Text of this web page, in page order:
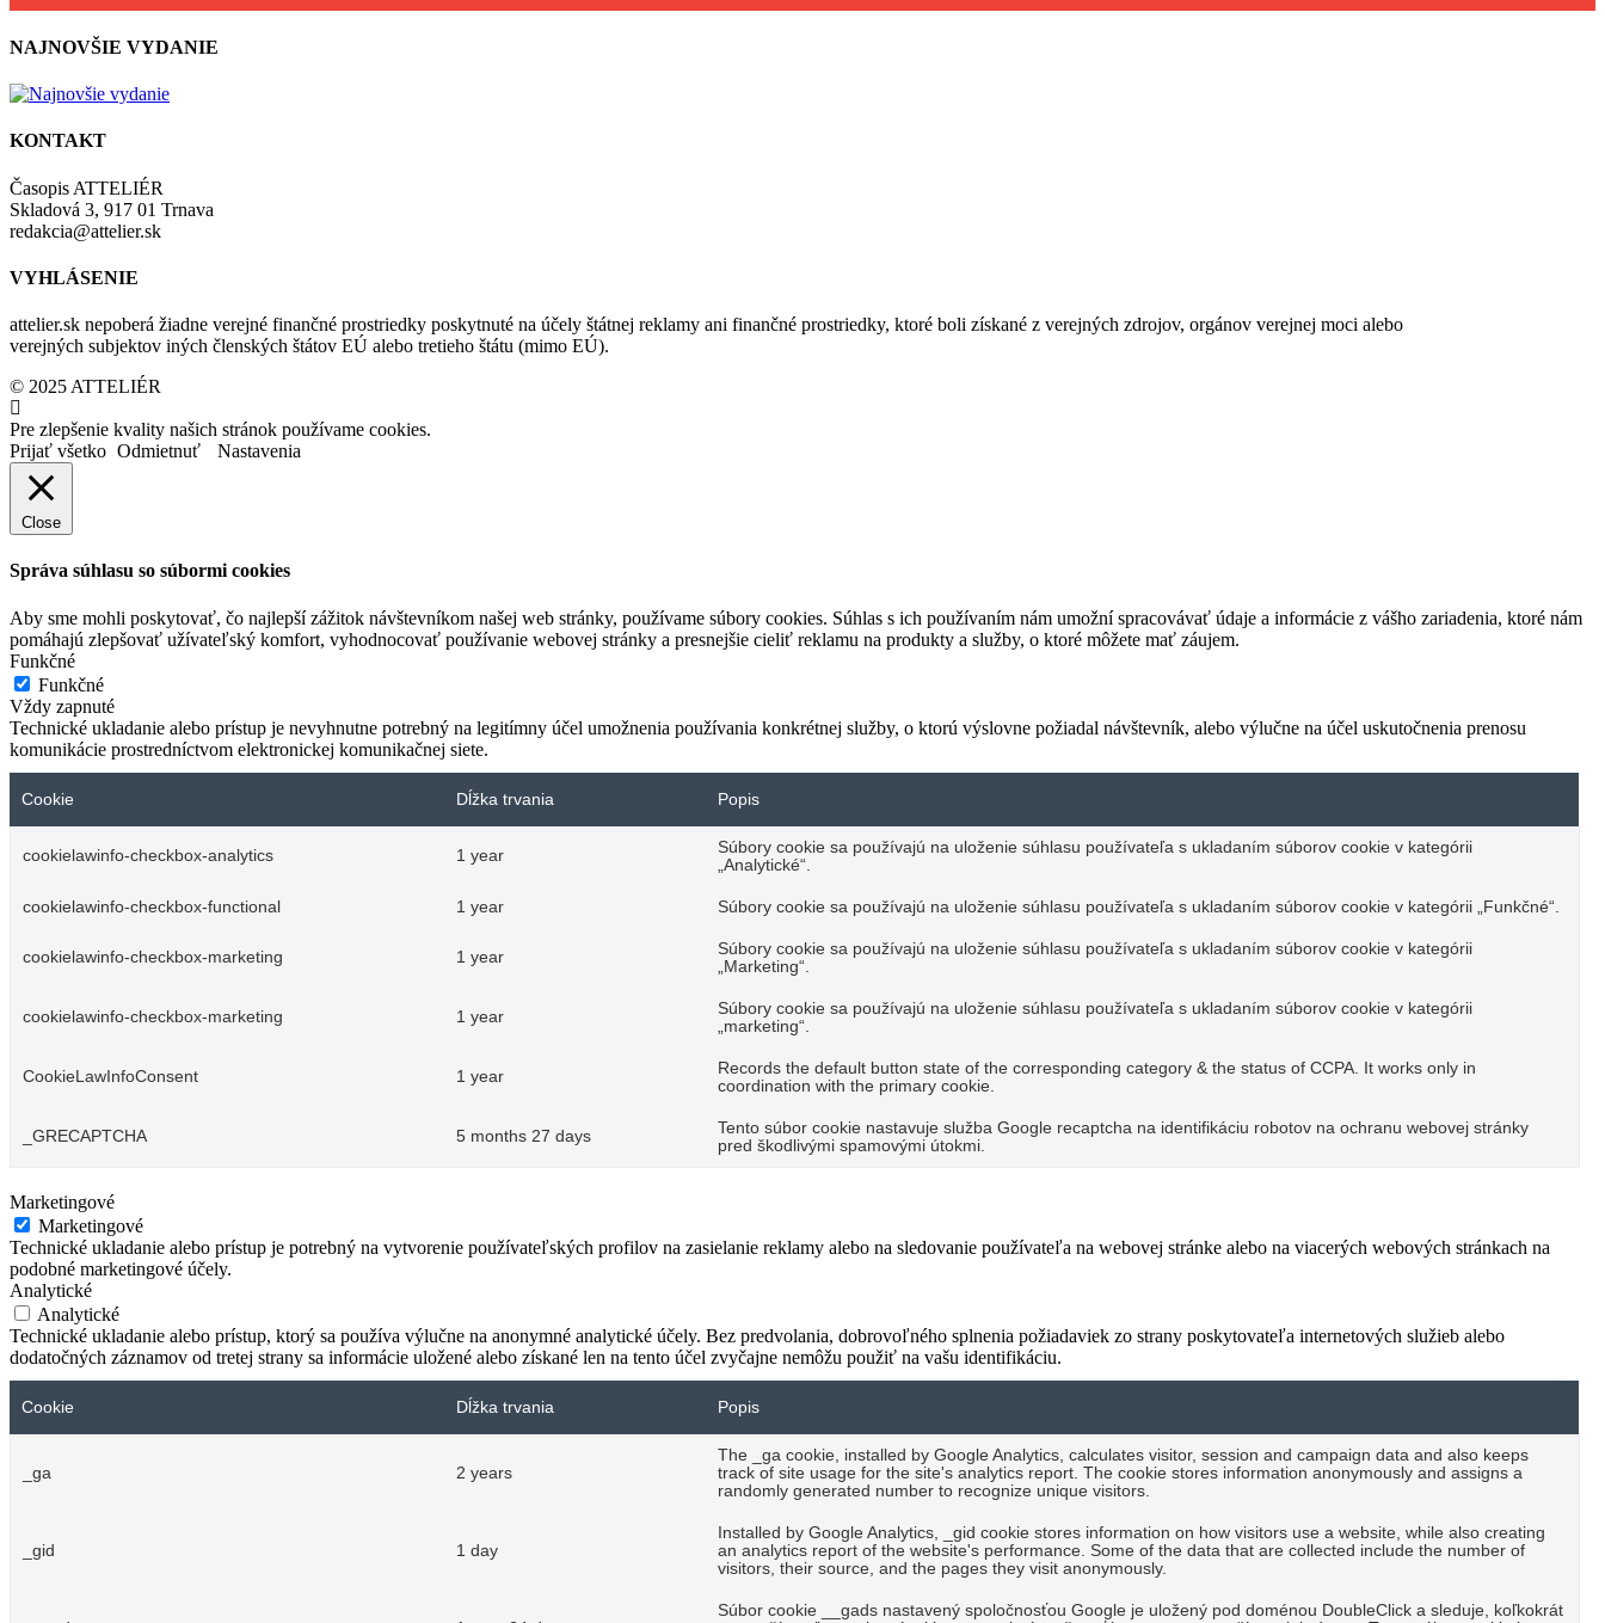
NAJNOVŠIE VYDANIE
KONTAKT
Časopis ATTELIÉR
Skladová 3, 917 01 Trnava
redakcia@attelier.sk
VYHLÁSENIE
attelier.sk nepoberá žiadne verejné finančné prostriedky poskytnuté na účely štátnej reklamy ani finančné prostriedky, ktoré boli získané z verejných zdrojov, orgánov verejnej moci alebo
verejných subjektov iných členských štátov EÚ alebo tretieho štátu (mimo EÚ).
© 2025 ATTELIÉR
Pre zlepšenie kvality našich stránok používame cookies.
Prijať všetko Odmietnuť Nastavenia
Close
Správa súhlasu so súbormi cookies
Aby sme mohli poskytovať, čo najlepší zážitok návštevníkom našej web stránky, používame súbory cookies. Súhlas s ich používaním nám umožní spracovávať údaje a informácie z vášho zariadenia, ktoré nám
pomáhajú zlepšovať užívateľský komfort, vyhodnocovať používanie webovej stránky a presnejšie cieliť reklamu na produkty a služby, o ktoré môžete mať záujem.
Funkčné
Funkčné
Vždy zapnuté
Technické ukladanie alebo prístup je nevyhnutne potrebný na legitímny účel umožnenia používania konkrétnej služby, o ktorú výslovne požiadal návštevník, alebo výlučne na účel uskutočnenia prenosu
komunikácie prostredníctvom elektronickej komunikačnej siete.
Cookie Dĺžka trvania Popis
cookielawinfo-checkbox-analytics 1 year
Súbory cookie sa používajú na uloženie súhlasu používateľa s ukladaním súborov cookie v kategórii
„Analytické“.
cookielawinfo-checkbox-functional 1 year Súbory cookie sa používajú na uloženie súhlasu používateľa s ukladaním súborov cookie v kategórii „Funkčné“.
cookielawinfo-checkbox-marketing 1 year
Súbory cookie sa používajú na uloženie súhlasu používateľa s ukladaním súborov cookie v kategórii
„Marketing“.
cookielawinfo-checkbox-marketing 1 year
Súbory cookie sa používajú na uloženie súhlasu používateľa s ukladaním súborov cookie v kategórii
„marketing“.
CookieLawInfoConsent 1 year
Records the default button state of the corresponding category & the status of CCPA. It works only in
coordination with the primary cookie.
_GRECAPTCHA 5 months 27 days
Tento súbor cookie nastavuje služba Google recaptcha na identifikáciu robotov na ochranu webovej stránky
pred škodlivými spamovými útokmi.
Marketingové
Marketingové
Technické ukladanie alebo prístup je potrebný na vytvorenie používateľských profilov na zasielanie reklamy alebo na sledovanie používateľa na webovej stránke alebo na viacerých webových stránkach na
podobné marketingové účely.
Analytické
Analytické
Technické ukladanie alebo prístup, ktorý sa používa výlučne na anonymné analytické účely. Bez predvolania, dobrovoľného splnenia požiadaviek zo strany poskytovateľa internetových služieb alebo
dodatočných záznamov od tretej strany sa informácie uložené alebo získané len na tento účel zvyčajne nemôžu použiť na vašu identifikáciu.
Cookie Dĺžka trvania Popis
_ga 2 years
The _ga cookie, installed by Google Analytics, calculates visitor, session and campaign data and also keeps
track of site usage for the site's analytics report. The cookie stores information anonymously and assigns a
randomly generated number to recognize unique visitors.
_gid 1 day
Installed by Google Analytics, _gid cookie stores information on how visitors use a website, while also creating
an analytics report of the website's performance. Some of the data that are collected include the number of
visitors, their source, and the pages they visit anonymously.
Súbor cookie __gads nastavený spoločnosťou Google je uložený pod doménou DoubleClick a sleduje, koľkokrát